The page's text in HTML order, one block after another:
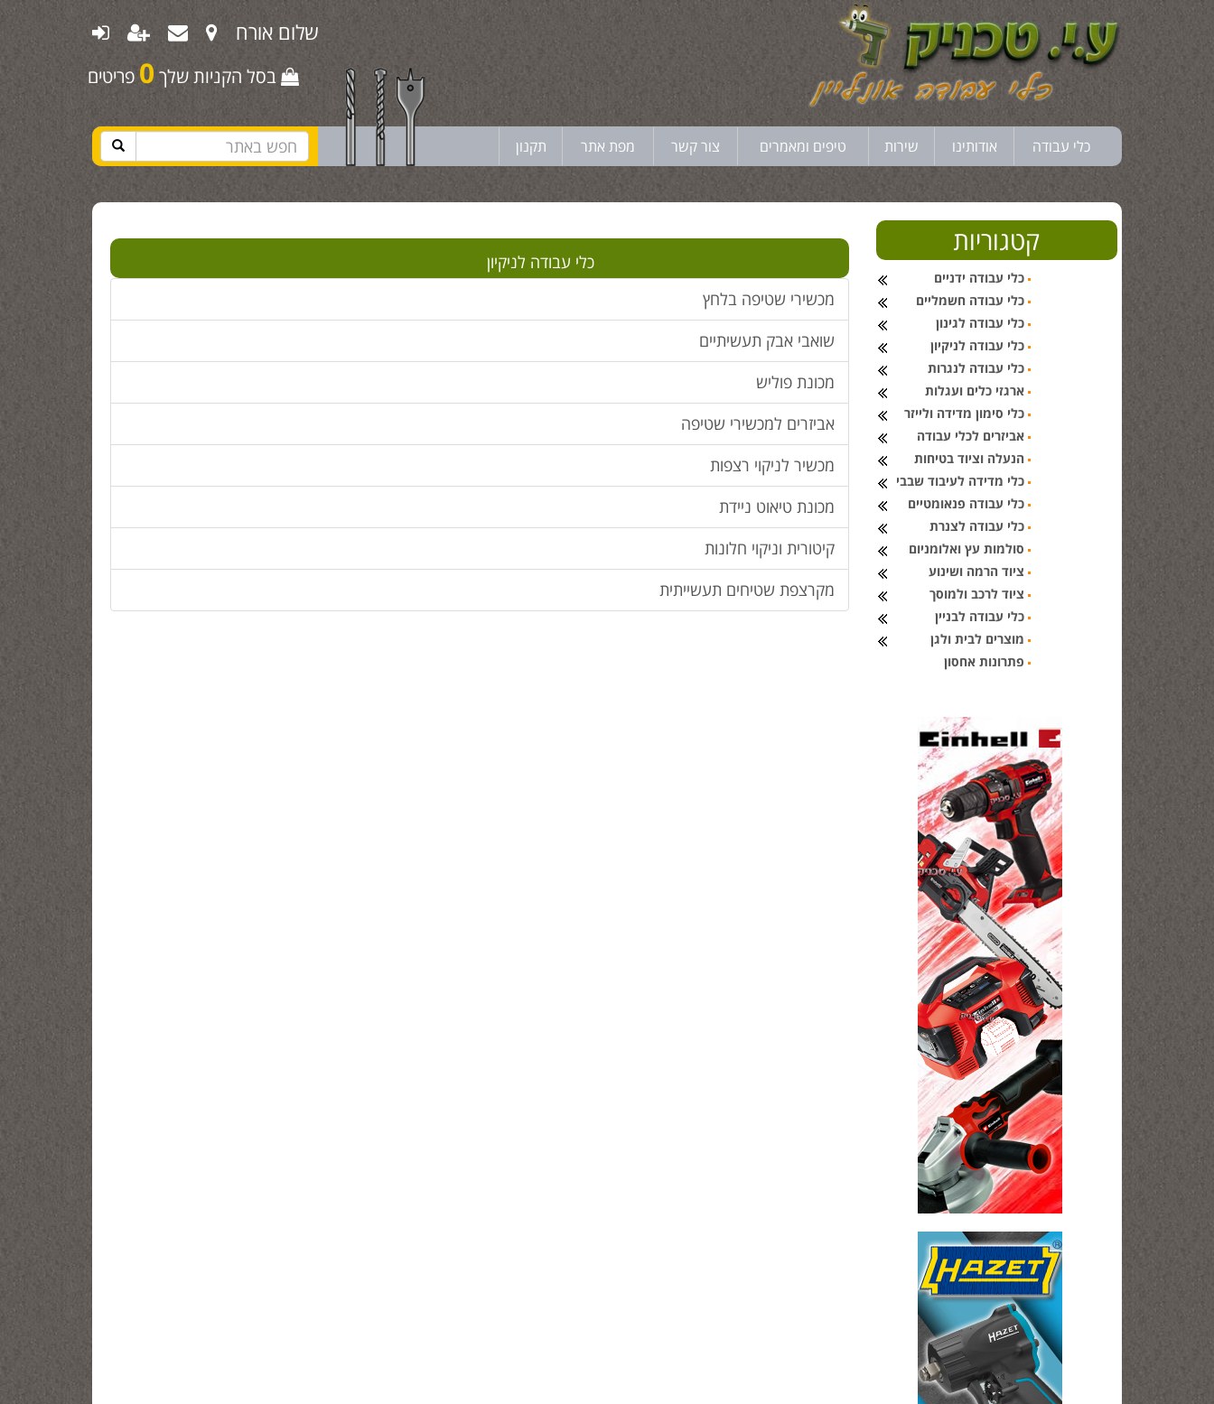
שלום אורח
בסל הקניות שלך 0 פריטים
כלי עבודה אודותינו שירות טיפים ומאמרים צור קשר מפת אתר תקנון
כלי עבודה לניקיון
מכשירי שטיפה בלחץ
שואבי אבק תעשיתיים
מכונת פוליש
אביזרים למכשירי שטיפה
מכשיר לניקוי רצפות
מכונת טיאוט ניידת
קיטורית וניקוי חלונות
מקרצפת שטיחים תעשייתית
קטגוריות
כלי עבודה ידניים
כלי עבודה חשמליים
כלי עבודה לגינון
כלי עבודה לניקיון
כלי עבודה לנגרות
ארגזי כלים ועגלות
כלי סימון מדידה ולייזר
אביזרים לכלי עבודה
הנעלה וציוד בטיחות
כלי מדידה לעיבוד שבבי
כלי עבודה פנאומטיים
כלי עבודה לצנרת
סולמות עץ ואלומניום
ציוד הרמה ושינוע
ציוד לרכב ולמוסך
כלי עבודה לבניין
מוצרים לבית ולגן
פתרונות אחסון